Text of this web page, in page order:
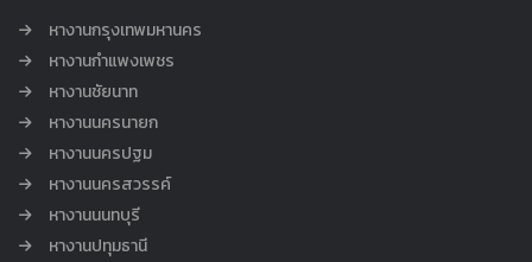
หางานกรุงเทพมหานคร
หางานกำแพงเพชร
หางานชัยนาท
หางานนครนายก
หางานนครปฐม
หางานนครสวรรค์
หางานนนทบุรี
หางานปทุมธานี